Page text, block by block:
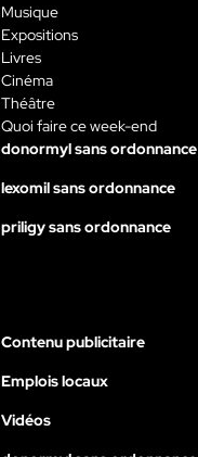
Musique
Expositions
Livres
Cinéma
Théâtre
Quoi faire ce week-end
donormyl sans ordonnance
lexomil sans ordonnance
priligy sans ordonnance
Contenu publicitaire
Emplois locaux
Vidéos